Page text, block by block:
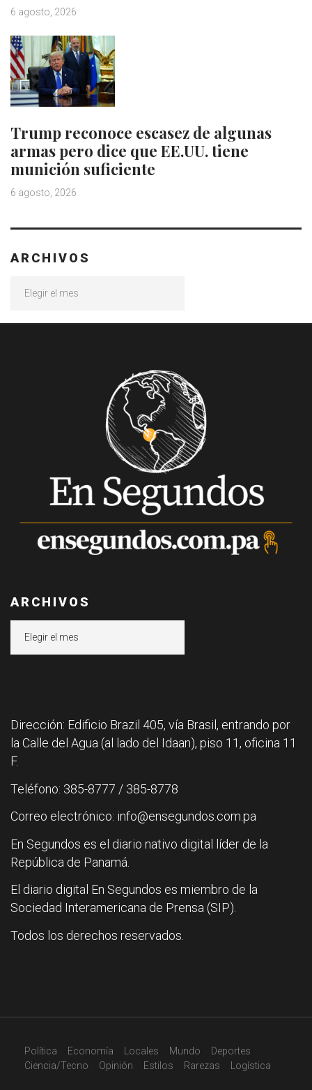
6 agosto, 2026
Trump reconoce escasez de algunas
armas pero dice que EE.UU. tiene
munición suficiente
6 agosto, 2026
ARCHIVOS
ARCHIVOS
Dirección: Edificio Brazil 405, vía Brasil, entrando por
la Calle del Agua (al lado del Idaan), piso 11, oficina 11
F.
Teléfono: 385-8777 / 385-8778
Correo electrónico: info@ensegundos.com.pa
En Segundos es el diario nativo digital líder de la
República de Panamá.
El diario digital En Segundos es miembro de la
Sociedad Interamericana de Prensa (SIP).
Todos los derechos reservados.
Política Economía Locales Mundo
Deportes
Ciencia/Tecno
Opinión Estilos Rarezas Logística